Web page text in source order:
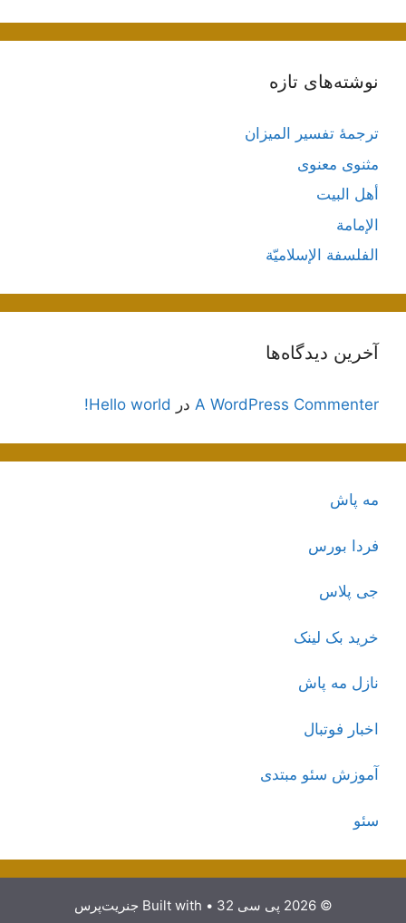
نوشته‌های تازه
ترجمۀ تفسیر المیزان
مثنوی معنوی
أهل البيت
الإمامة
الفلسفة الإسلاميّة
آخرین دیدگاه‌ها
A WordPress Commenter در Hello world!
مه پاش
فردا بورس
جی پلاس
خرید بک لینک
نازل مه پاش
اخبار فوتبال
آموزش سئو مبتدی
سئو
© 2026 پی سی 32 • Built with جنریت‌پرس